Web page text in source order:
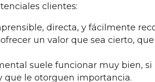
clientes:
directa, y fácilmente
un valor que sea cierto,
suele funcionar muy bien,
que le otorguen importancia.